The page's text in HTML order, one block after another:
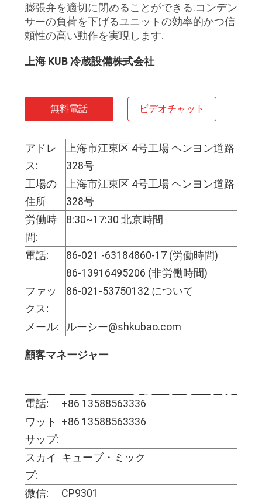
膨張弁を適切に閉めることができる.コンデン
サーの負荷を下げるユニットの効率的かつ信
頼性の高い動作を実現します.
上海 KUB 冷蔵設備株式会社
無料電話 ビデオチャット
アドレ
ス:
上海市江東区 4号工場 ヘンヨン道路
328号
工場の
住所
上海市江東区 4号工場 ヘンヨン道路
328号
労働時
間:
8:30~17:30 北京時間
電話:
86-021 -63184860-17 (労働時間)
86-13916495206 (非労働時間)
ファッ
クス:
86-021-53750132 について
メール: ルーシー@shkubao.com
顧客マネージャー
電話:
+86 13588563336
ワット
サップ:
+86 13588563336
スカイ
プ:
キューブ・ミック
微信:
CP9301